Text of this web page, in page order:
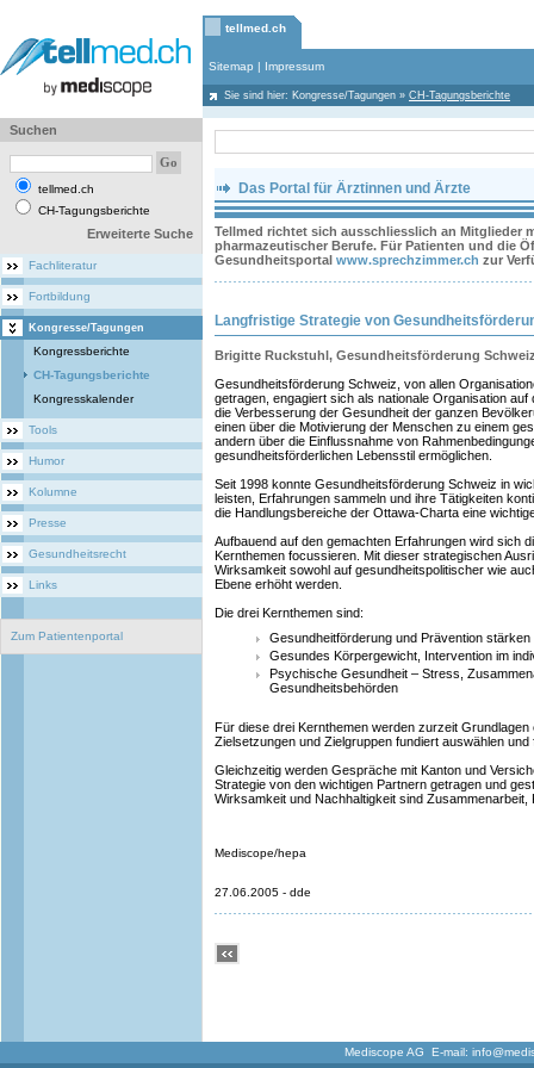
tellmed.ch
Sitemap | Impressum
Sie sind hier: Kongresse/Tagungen » CH-Tagungsberichte
Suchen
tellmed.ch
CH-Tagungsberichte
Erweiterte Suche
Fachliteratur
Fortbildung
Kongresse/Tagungen
Kongressberichte
CH-Tagungsberichte
Kongresskalender
Tools
Humor
Kolumne
Presse
Gesundheitsrecht
Links
Zum Patientenportal
Das Portal für Ärztinnen und Ärzte
Tellmed richtet sich ausschliesslich an Mitglieder
pharmazeutischer Berufe. Für Patienten und die
Gesundheitsportal www.sprechzimmer.ch zur
Langfristige Strategie von
Brigitte Ruckstuhl, Gesundheitsförderung
Gesundheitsförderung Schweiz, von allen
getragen, engagiert sich als nationale Organisation
die Verbesserung der Gesundheit der ganzen
einen über die Motivierung der Menschen zu einem
andern über die Einflussnahme von
gesundheitsförderlichen Lebensstil ermöglichen.
Seit 1998 konnte Gesundheitsförderung Schweiz in
leisten, Erfahrungen sammeln und ihre Tätigkeiten
die Handlungsbereiche der Ottawa-Charta eine
Aufbauend auf den gemachten Erfahrungen wird sich
Kernthemen focussieren. Mit dieser strategischen
Wirksamkeit sowohl auf gesundheitspolitischer wie
Ebene erhöht werden.
Die drei Kernthemen sind:
Gesundheitförderung und Prävention stärken
Gesundes Körpergewicht, Intervention im
Psychische Gesundheit – Stress,
Gesundheitsbehörden
Für diese drei Kernthemen werden zurzeit
Zielsetzungen und Zielgruppen fundiert auswählen
Gleichzeitig werden Gespräche mit Kanton und
Strategie von den wichtigen Partnern getragen und
Wirksamkeit und Nachhaltigkeit sind
Mediscope/hepa
27.06.2005 - dde
Mediscope AG E-mail: